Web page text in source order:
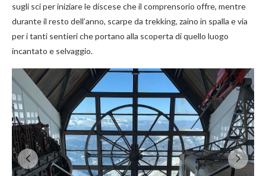
sugli sci per iniziare le discese che il comprensorio offre, mentre
durante il resto dell’anno, scarpe da trekking, zaino in spalla e via
per i tanti sentieri che portano alla scoperta di quello luogo
incantato e selvaggio.